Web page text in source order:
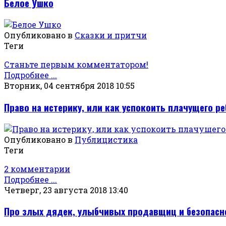
Белое Ушко
Опубликовано в Сказки и притчи
Теги
Станьте первым комментатором!
Подробнее ...
Вторник, 04 сентября 2018 10:55
Право на истерику, или как успокоить плачущего
Опубликовано в Публицистика
Теги
2 комментарии
Подробнее ...
Четверг, 23 августа 2018 13:40
Про злых дядек, улыбчивых продавщиц и